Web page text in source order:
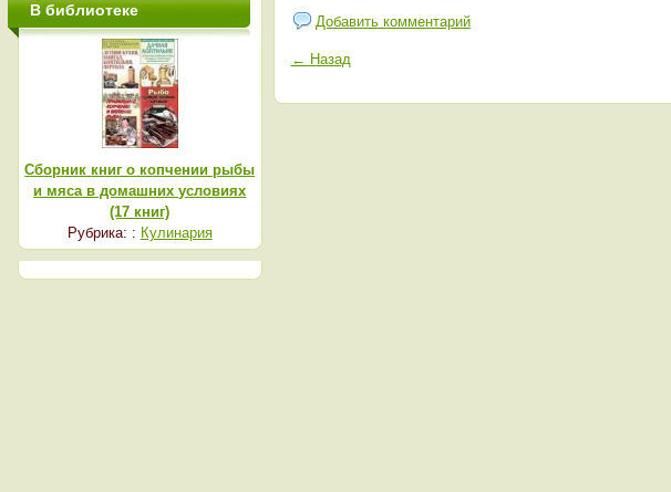
Добавить комментарий
← Назад
В библиотеке
Сборник книг о копчении рыбы
и мяса в домашних условиях
(17 книг)
Рубрика: : Кулинария